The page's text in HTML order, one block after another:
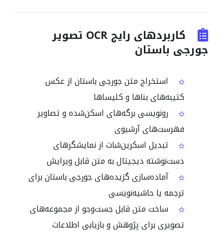
کاربردهای رایج OCR تصویر
جورجی باستان
استخراج متن جورجی باستان از عکس
کتیبه‌های بناها و کلیساها
رونویسی برگه‌های اسکن‌شده و تصاویر
فهرست‌های آرشیوی
تبدیل اسکرین‌شات از نمایشگرهای
دست‌نوشته دیجیتال به متن قابل ویرایش
آماده‌سازی گزیده‌های جورجی باستان برای
ترجمه یا حاشیه‌نویسی
ساخت متن قابل جست‌وجو از مجموعه‌های
تصویری برای پژوهش و بازیابی اطلاعات